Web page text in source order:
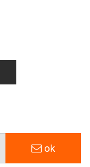
ok